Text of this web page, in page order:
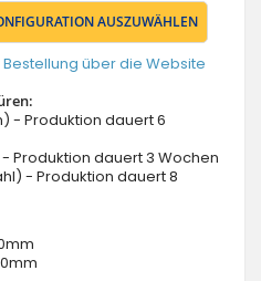
AUSZUWÄHLEN
über die Website
- Produktion dauert 6
Produktion dauert 3 Wochen
- Produktion dauert 8